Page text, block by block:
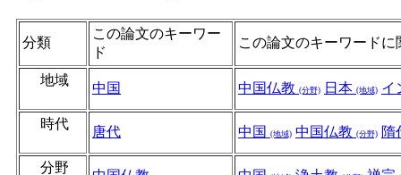
分類
この論文のキーワー
ド
この論文のキーワード
地域
中国 中国仏教 (分野) 日本 (地域) イ
時代
唐代 中国 (地域) 中国仏教 (分野) 隋
分野